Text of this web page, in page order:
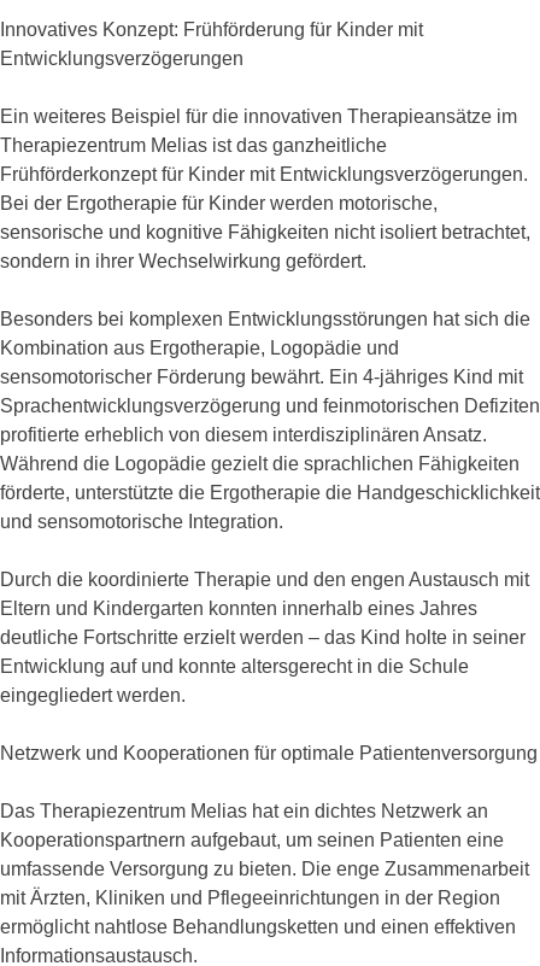
Innovatives Konzept: Frühförderung für Kinder mit
Entwicklungsverzögerungen
Ein weiteres Beispiel für die innovativen Therapieansätze im
Therapiezentrum Melias ist das ganzheitliche
Frühförderkonzept für Kinder mit Entwicklungsverzögerungen.
Bei der Ergotherapie für Kinder werden motorische,
sensorische und kognitive Fähigkeiten nicht isoliert betrachtet,
sondern in ihrer Wechselwirkung gefördert.
Besonders bei komplexen Entwicklungsstörungen hat sich die
Kombination aus Ergotherapie, Logopädie und
sensomotorischer Förderung bewährt. Ein 4-jähriges Kind mit
Sprachentwicklungsverzögerung und feinmotorischen Defiziten
profitierte erheblich von diesem interdisziplinären Ansatz.
Während die Logopädie gezielt die sprachlichen Fähigkeiten
förderte, unterstützte die Ergotherapie die Handgeschicklichkeit
und sensomotorische Integration.
Durch die koordinierte Therapie und den engen Austausch mit
Eltern und Kindergarten konnten innerhalb eines Jahres
deutliche Fortschritte erzielt werden – das Kind holte in seiner
Entwicklung auf und konnte altersgerecht in die Schule
eingegliedert werden.
Netzwerk und Kooperationen für optimale Patientenversorgung
Das Therapiezentrum Melias hat ein dichtes Netzwerk an
Kooperationspartnern aufgebaut, um seinen Patienten eine
umfassende Versorgung zu bieten. Die enge Zusammenarbeit
mit Ärzten, Kliniken und Pflegeeinrichtungen in der Region
ermöglicht nahtlose Behandlungsketten und einen effektiven
Informationsaustausch.